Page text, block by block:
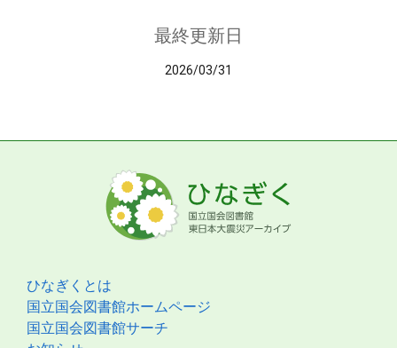
最終更新日
2026/03/31
ひなぎくとは
国立国会図書館ホームページ
国立国会図書館サーチ